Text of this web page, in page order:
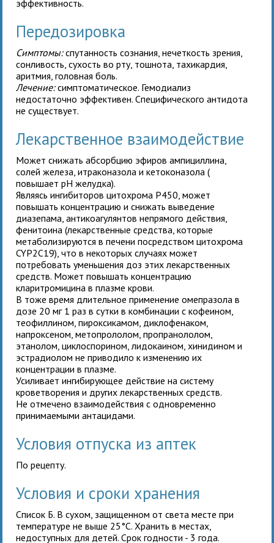
эффективность.
Передозировка
Симптомы:спутанность сознания, нечеткость зрения,
сонливость, сухость во рту, тошнота, тахикардия,
аритмия, головная боль.
Лечение:симптоматическое. Гемодиализ
недостаточно эффективен. Специфического антидота
не существует.
Лекарственное взаимодействие
Может снижать абсорбцию эфиров ампициллина,
солей железа, итраконазола и кетоконазола (
повышает рН желудка).
Являясь ингибиторов цитохрома Р450, может
повышать концентрацию и снижать выведение
диазепама, антикоагулянтов непрямого действия,
фенитоина (лекарственные средства, которые
метаболизируются в печени посредством цитохрома
CYP2C19), что в некоторых случаях может
потребовать уменьшения доз этих лекарственных
средств. Может повышать концентрацию
кларитромицина в плазме крови.
В тоже время длительное применение омепразола в
дозе 20 мг 1 раз в сутки в комбинации с кофеином,
теофиллином, пироксикамом, диклофенаком,
напроксеном, метопрололом, пропранололом,
этанолом, циклоспорином, лидокаином, хинидином и
эстрадиолом не приводило к изменению их
концентрации в плазме.
Усиливает ингибирующее действие на систему
кроветворения и других лекарственных средств.
Не отмечено взаимодействия с одновременно
принимаемыми антацидами.
Условия отпуска из аптек
По рецепту.
Условия и сроки хранения
Список Б. В сухом, защищенном от света месте при
температуре не выше 25°С. Хранить в местах,
недоступных для детей. Срок годности - 3 года.